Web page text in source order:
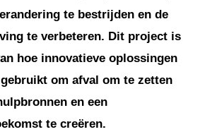
te bestrijden en de
te verbeteren. Dit project is
hoe innovatieve oplossingen
om afval om te zetten
en een
te creëren.